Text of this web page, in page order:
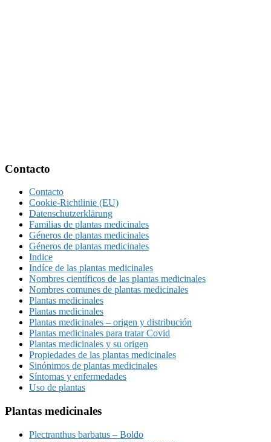
Footer
Contacto
Contacto
Cookie-Richtlinie (EU)
Datenschutzerklärung
Familias de plantas medicinales
Géneros de plantas medicinales
Géneros de plantas medicinales
Indice
Indíce de las plantas medicinales
Nombres científicos de las plantas medicinales
Nombres comunes de plantas medicinales
Plantas medicinales
Plantas medicinales
Plantas medicinales – origen y distribución
Plantas medicinales para tratar Covid
Plantas medicinales y su origen
Propiedades de las plantas medicinales
Sinónimos de plantas medicinales
Síntomas y enfermedades
Uso de plantas
Plantas medicinales
Plectranthus barbatus – Boldo